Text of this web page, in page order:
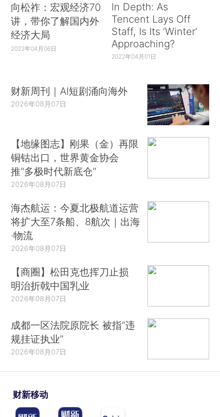
向松祚：宏观经济70
讲，带你了解国内外
经济大局
2022年04月06日
In Depth: As
Tencent Lays Off
Staff, Is Its ‘Winter’
Approaching?
2022年04月01日
财新周刊｜AI短剧涌向海外
2026年08月07日
【地缘图志】刚果（金）再限
铜钴出口，世界黄金协会
推“多极时代新底仓”
2026年08月07日
海杰航运：今夏北极航道运营
将扩大至7条船、8航次｜出海
·物流
2026年08月07日
【商圈】松田克也挥刀止损
明治折戟中国乳业
2026年08月07日
成都一区法院原院长 被指“违
规挂证执业”
2026年08月07日
财新移动